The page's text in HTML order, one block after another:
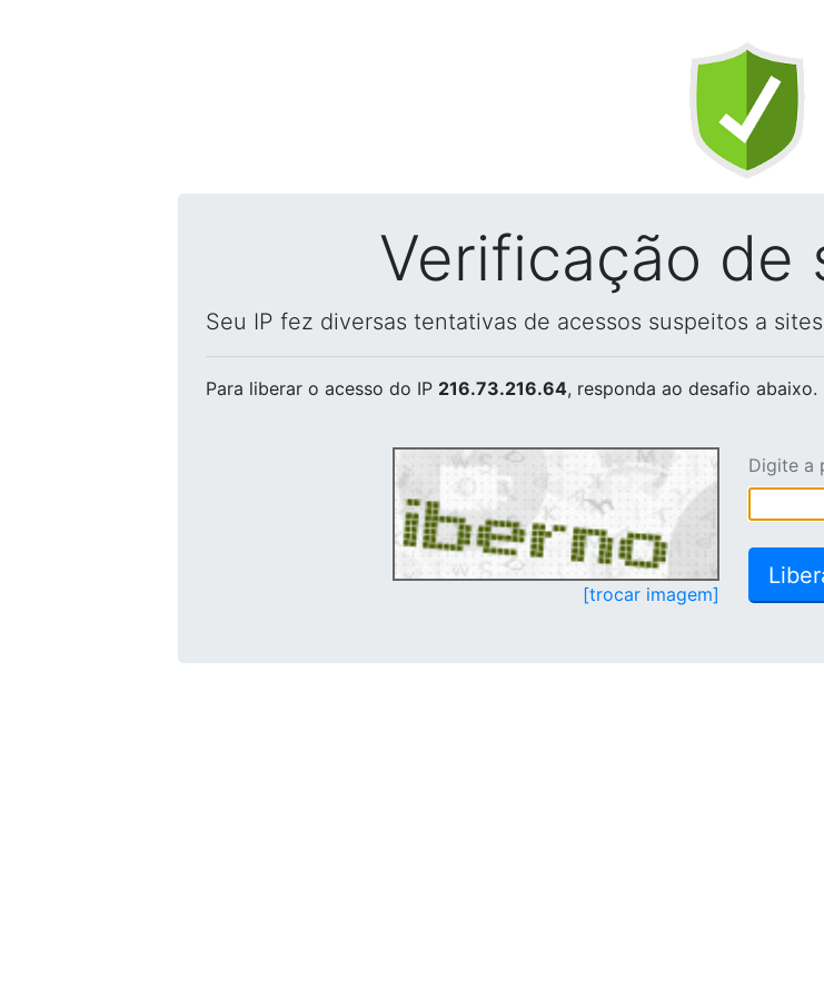
Verificação de
Seu IP fez diversas tentativas de acessos suspeitos a
Para liberar o acesso do IP 216.73.216.64, responda ao desafio abaixo.
[trocar imagem]
Digite a